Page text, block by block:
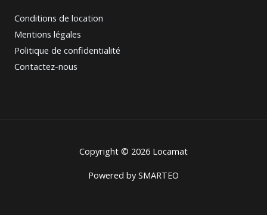
Conditions de location
Mentions légales
Politique de confidentialité
Contactez-nous
Copyright © 2026 Locamat
Powered bySMARTEO